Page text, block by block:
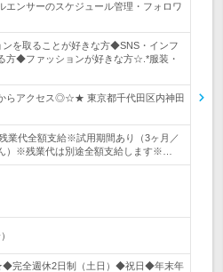
エンサーのスケジュール管理・フォロワ
を取ることが好きな方◆SNS・インフ
方◆ファッションが好きな方☆.*服装・
らアクセス◎☆★ 東京都千代田区内神田
業代全額支給※試用期間あり（3ヶ月／
）※残業代は別途全額支給します※…
全週休2日制（土日）◆祝日◆年末年